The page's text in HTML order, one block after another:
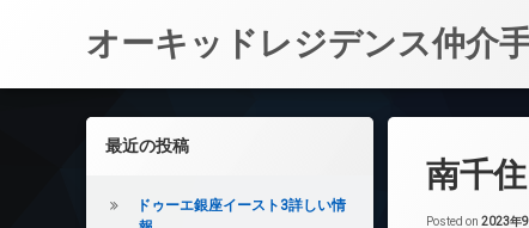
オーキッドレジデンス仲介
南千
Posted on 2023年
左サイドバー
最近の投稿
ドゥーエ銀座イースト3詳しい情